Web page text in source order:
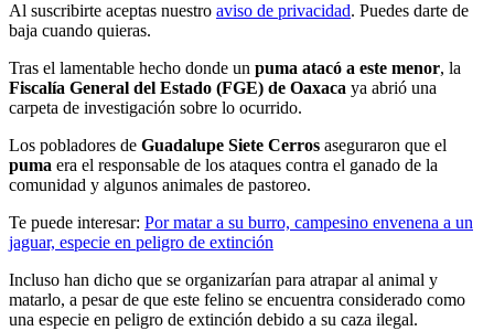
Al suscribirte aceptas nuestro aviso de privacidad. Puedes darte de
baja cuando quieras.
Tras el lamentable hecho donde un puma atacó a este menor, la
Fiscalía General del Estado (FGE) de Oaxaca ya abrió una
carpeta de investigación sobre lo ocurrido.
Los pobladores de Guadalupe Siete Cerros aseguraron que el
puma era el responsable de los ataques contra el ganado de la
comunidad y algunos animales de pastoreo.
Te puede interesar: Por matar a su burro, campesino envenena a un
jaguar, especie en peligro de extinción
Incluso han dicho que se organizarían para atrapar al animal y
matarlo, a pesar de que este felino se encuentra considerado como
una especie en peligro de extinción debido a su caza ilegal.